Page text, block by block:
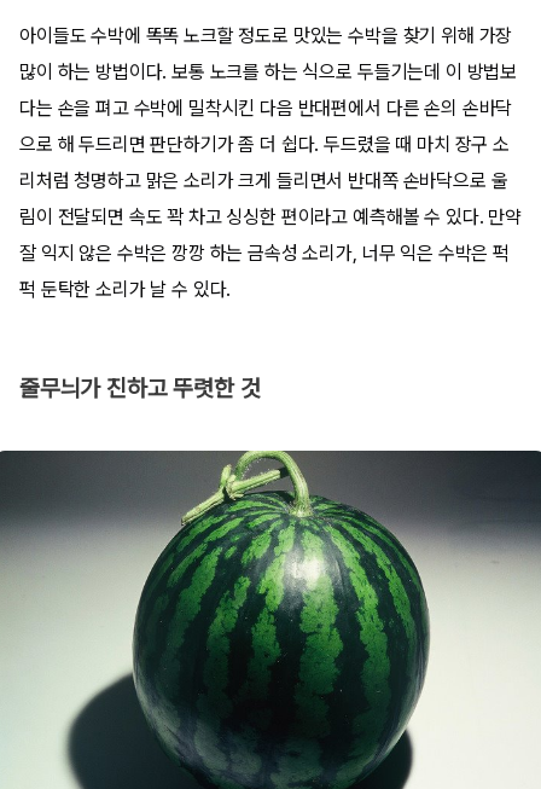
아이들도 수박에 똑똑 노크할 정도로 맛있는 수박을 찾기 위해 가장
많이 하는 방법이다. 보통 노크를 하는 식으로 두들기는데 이 방법보
다는 손을 펴고 수박에 밀착시킨 다음 반대편에서 다른 손의 손바닥
으로 해 두드리면 판단하기가 좀 더 쉽다. 두드렸을 때 마치 장구 소
리처럼 청명하고 맑은 소리가 크게 들리면서 반대쪽 손바닥으로 울
림이 전달되면 속도 꽉 차고 싱싱한 편이라고 예측해볼 수 있다. 만약
잘 익지 않은 수박은 깡깡 하는 금속성 소리가, 너무 익은 수박은 퍽
퍽 둔탁한 소리가 날 수 있다.
줄무늬가 진하고 뚜렷한 것